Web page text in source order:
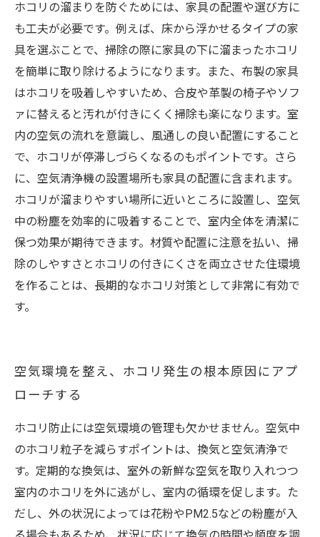
ホコリの溜まりを防ぐためには、家具の配置や選び方に
も工夫が必要です。例えば、床から浮かせるタイプの家
具を選ぶことで、掃除の際に家具の下に溜まったホコリ
を簡単に取り除けるようになります。また、布製の家具
はホコリを吸着しやすいため、合皮や革製の椅子やソフ
ァに替えると汚れが付きにくく掃除も楽になります。室
内の空気の流れを意識し、風通しの良い配置にすること
で、ホコリが停滞しづらくなるのもポイントです。さら
に、空気清浄機の設置場所も家具の配置に含まれます。
ホコリが溜まりやすい場所に近いところに設置し、空気
中の粉塵を効率的に吸着することで、室内全体を清潔に
保つ効果が期待できます。材質や配置に注意を払い、掃
除のしやすさとホコリの付きにくさを両立させた住環境
を作ることは、長期的なホコリ対策として非常に有効で
す。
空気環境を整え、ホコリ発生の根本原因にアプ
ローチする
ホコリ防止には空気環境の管理も欠かせません。空気中
のホコリ粒子を減らすポイントは、換気と空気清浄で
す。定期的な換気は、室外の新鮮な空気を取り入れつつ
室内のホコリを外に逃がし、室内の循環を促します。た
だし、外の状況によっては花粉やPM2.5などの粉塵が入